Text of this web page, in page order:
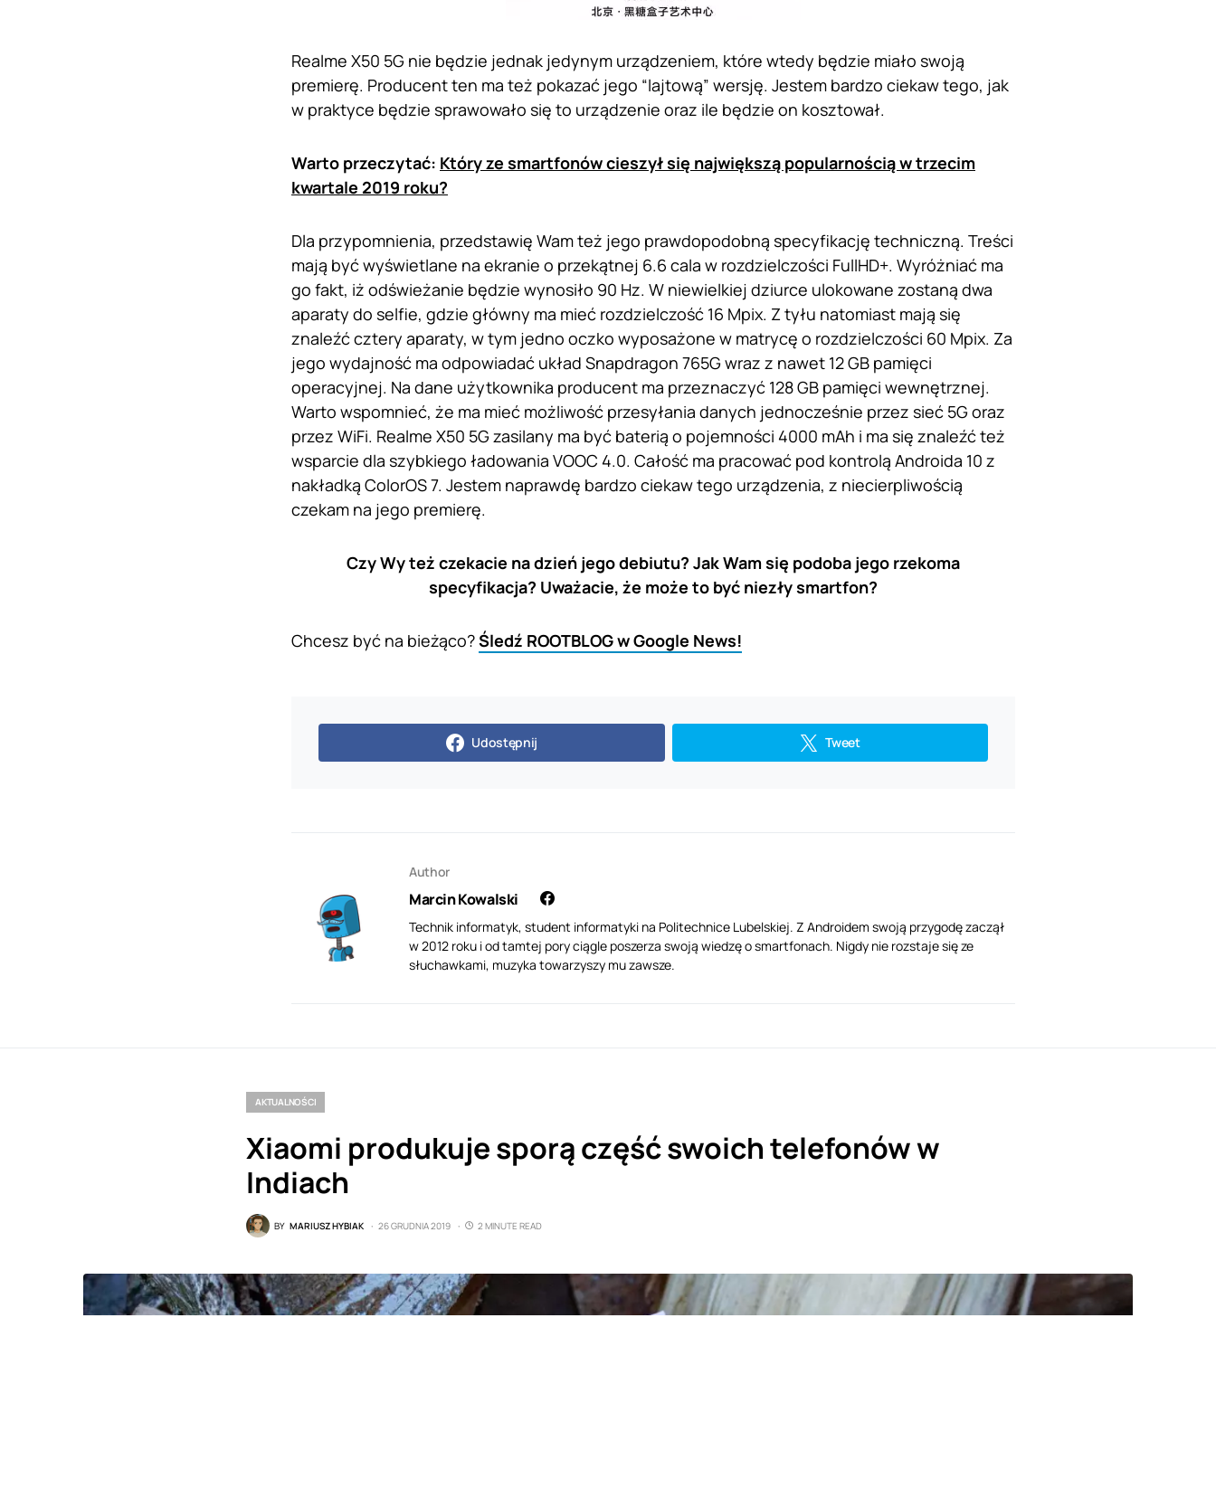
Realme X50 5G nie będzie jednak jedynym urządzeniem, które wtedy będzie miało swoją
premierę. Producent ten ma też pokazać jego “lajtową” wersję. Jestem bardzo ciekaw tego, jak
w praktyce będzie sprawowało się to urządzenie oraz ile będzie on kosztował.
Warto przeczytać: Który ze smartfonów cieszył się największą popularnością w trzecim
kwartale 2019 roku?
Dla przypomnienia, przedstawię Wam też jego prawdopodobną specyfikację techniczną. Treści
mają być wyświetlane na ekranie o przekątnej 6.6 cala w rozdzielczości FullHD+. Wyróżniać ma
go fakt, iż odświeżanie będzie wynosiło 90 Hz. W niewielkiej dziurce ulokowane zostaną dwa
aparaty do selfie, gdzie główny ma mieć rozdzielczość 16 Mpix. Z tyłu natomiast mają się
znaleźć cztery aparaty, w tym jedno oczko wyposażone w matrycę o rozdzielczości 60 Mpix. Za
jego wydajność ma odpowiadać układ Snapdragon 765G wraz z nawet 12 GB pamięci
operacyjnej. Na dane użytkownika producent ma przeznaczyć 128 GB pamięci wewnętrznej.
Warto wspomnieć, że ma mieć możliwość przesyłania danych jednocześnie przez sieć 5G oraz
przez WiFi. Realme X50 5G zasilany ma być baterią o pojemności 4000 mAh i ma się znaleźć też
wsparcie dla szybkiego ładowania VOOC 4.0. Całość ma pracować pod kontrolą Androida 10 z
nakładką ColorOS 7. Jestem naprawdę bardzo ciekaw tego urządzenia, z niecierpliwością
czekam na jego premierę.
Czy Wy też czekacie na dzień jego debiutu? Jak Wam się podoba jego rzekoma
specyfikacja? Uważacie, że może to być niezły smartfon?
Chcesz być na bieżąco?Śledź ROOTBLOG w Google News!
Udostępnij Tweet
Author
Marcin Kowalski
Technik informatyk, student informatyki na Politechnice Lubelskiej. Z Androidem swoją przygodę zaczął
w 2012 roku i od tamtej pory ciągle poszerza swoją wiedzę o smartfonach. Nigdy nie rozstaje się ze
słuchawkami, muzyka towarzyszy mu zawsze.
AKTUALNOŚCI
Xiaomi produkuje sporą część swoich telefonów w
Indiach
BY MARIUSZ HYBIAK 26 GRUDNIA 2019 2 MINUTE READ